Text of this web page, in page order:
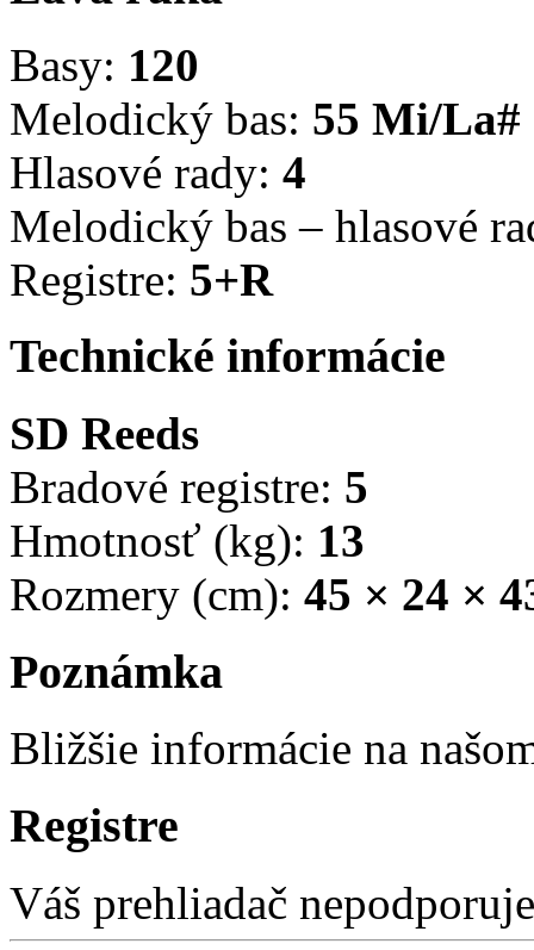
Basy: 120
Melodický bas: 55 Mi/La#
Hlasové rady: 4
Melodický bas – hlasové
Registre: 5+R
Technické informácie
SD Reeds
Bradové registre: 5
Hmotnosť (kg): 13
Rozmery (cm): 45 × 24 ×
Poznámka
Bližšie informácie na
Registre
Váš prehliadač